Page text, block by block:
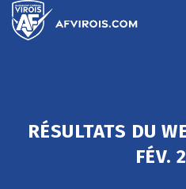
RÉSULTATS DU
FÉV.